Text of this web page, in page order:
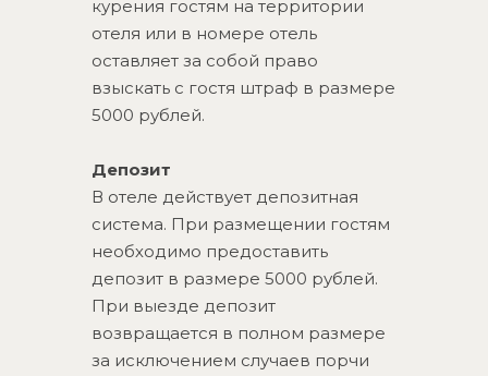
курения гостям на территории
отеля или в номере отель
оставляет за собой право
взыскать с гостя штраф в размере
5000 рублей.
Депозит
В отеле действует депозитная
система. При размещении гостям
необходимо предоставить
депозит в размере 5000 рублей.
При выезде депозит
возвращается в полном размере
за исключением случаев порчи